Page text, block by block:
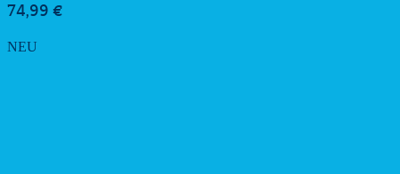
74,99 €
NEU